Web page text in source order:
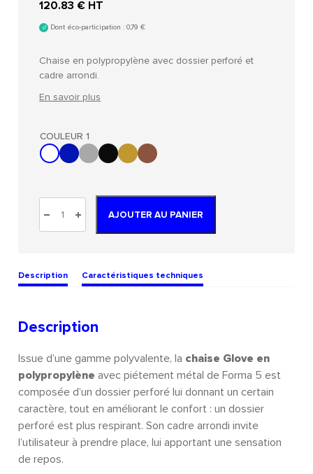
120.83 € HT
Dont éco-participation :0,79€
Chaise en polypropylène avec dossier perforé et
cadre arrondi.
En savoir plus
COULEUR 1
AJOUTER AU PANIER
Description Caractéristiques techniques
Description
Issue d’une gamme polyvalente, la chaise Glove en
polypropylène avec piétement métal de Forma 5 est
composée d’un dossier perforé lui donnant un certain
caractère, tout en améliorant le confort : un dossier
perforé est plus respirant. Son cadre arrondi invite
l’utilisateur à prendre place, lui apportant une sensation
de repos.